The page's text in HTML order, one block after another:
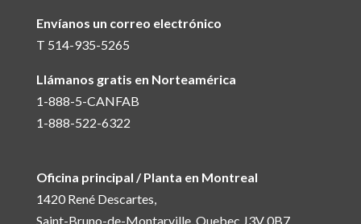
Envíanos un correo electrónico
T 514-935-5265
Llámanos gratis en Norteamérica
1-888-5-CANFAB
1-888-522-6322
Oficina principal / Planta en Montreal
1420 René Descartes,
Saint-Bruno-de-Montarville, Quebec J3V 0B7